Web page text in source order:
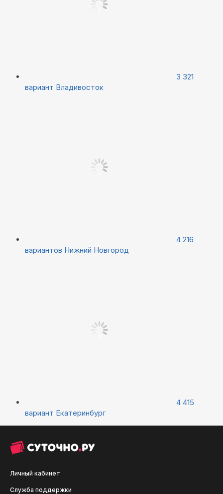
3 321
вариант Владивосток
4 216
вариантов Нижний Новгород
4 415
вариант Екатеринбург
Личный кабинет
Служба поддержки